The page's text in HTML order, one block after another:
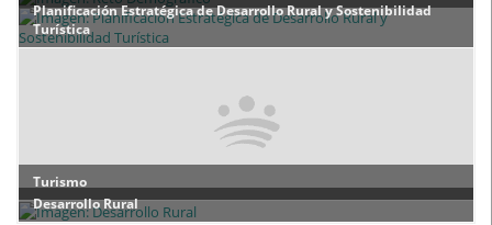
Planificación Estratégica de Desarrollo Rural y Sostenibilidad
Turística
Turismo
Desarrollo Rural